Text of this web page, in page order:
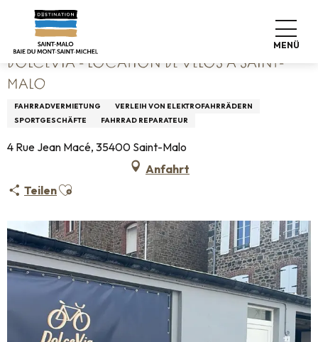
contenu
principal
MENÜ
Startseite DolceVia - Location de vélos à Saint-Malo
DOLCEVIA - LOCATION DE VÉLOS À SAINT-
MALO
FAHRRADVERMIETUNG
VERLEIH VON ELEKTROFAHRRÄDERN
SPORTGESCHÄFTE
FAHRRAD REPARATEUR
4 Rue Jean Macé, 35400 Saint-Malo
Anfahrt
TeilenAjouter aux favoris